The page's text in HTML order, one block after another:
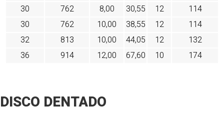
30
762 8,00 30,55 12
114
30
762 10,00 38,55 12
114
32
813 10,00 44,05 12
132
36
914 12,00 67,60 10 174
DISCO DENTADO